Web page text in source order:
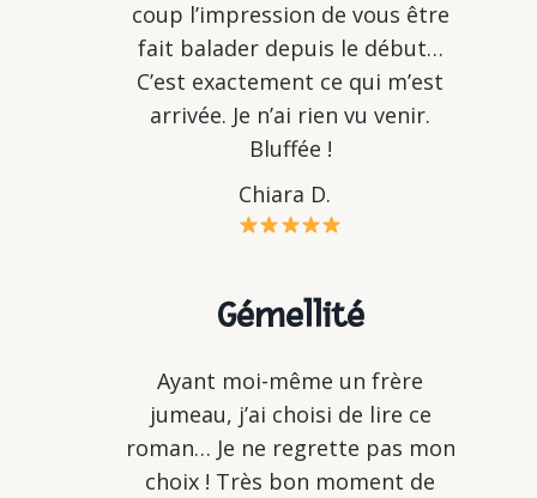
coup l’impression de vous être
fait balader depuis le début…
C’est exactement ce qui m’est
arrivée. Je n’ai rien vu venir.
Bluffée !
Chiara D.
Gémellité
Ayant moi-même un frère
jumeau, j’ai choisi de lire ce
roman… Je ne regrette pas mon
choix ! Très bon moment de